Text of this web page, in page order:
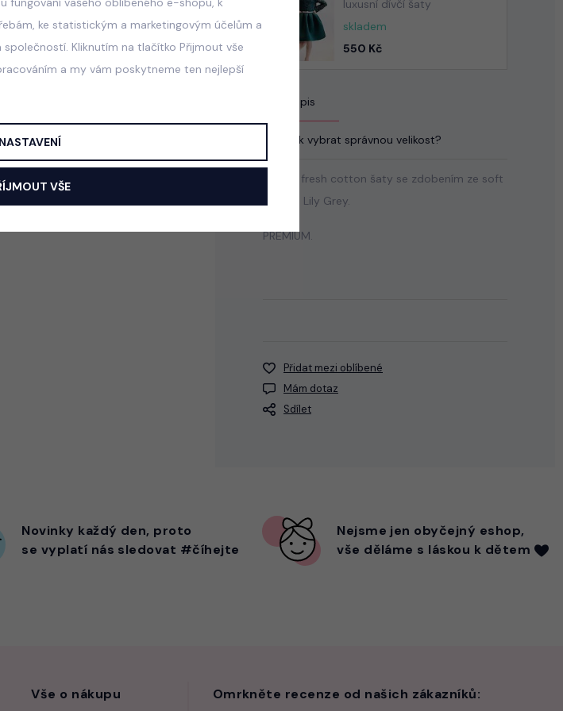
luxusní dívčí šaty
skladem
550 Kč
Popis
Jak vybrat správnou velikost?
Krásné fresh cotton šaty se zdobením ze soft
tylu od Lily Grey.
PREMIUM.
Přidat mezi oblíbené
Mám dotaz
Sdílet
Novinky každý den, proto
se vyplatí nás sledovat #číhejte
Nejsme jen obyčejný eshop,
vše děláme s láskou k dětem
Vše o nákupu Omrkněte recenze od našich zákazníků:
ke statistickým a marketingovým účelům a
společností. Kliknutím na tlačítko Přijmout vše
a my vám poskytneme ten nejlepší
NASTAVENÍ
VŠE